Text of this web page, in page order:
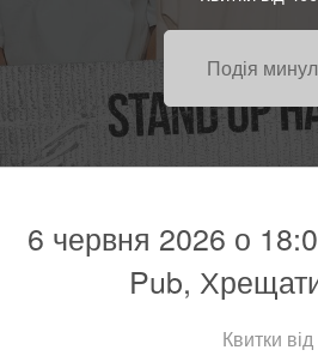
Подія
6 червня 2026 о
Pub,
Квитки від